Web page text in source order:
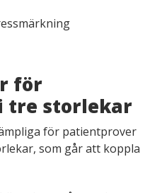
och smittförande avfall
Miljötjänst
för
tre storlekar
för patientprover
som går att koppla